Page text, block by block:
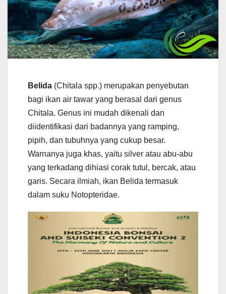
Belida (Chitala spp.) merupakan penyebutan
bagi ikan air tawar yang berasal dari genus
Chitala. Genus ini mudah dikenali dan
diidentifikasi dari badannya yang ramping,
pipih, dan tubuhnya yang cukup besar.
Warnanya juga khas, yaitu silver atau abu-abu
yang terkadang dihiasi corak tutul, bercak, atau
garis. Secara ilmiah, ikan Belida termasuk
dalam suku Notopteridae.